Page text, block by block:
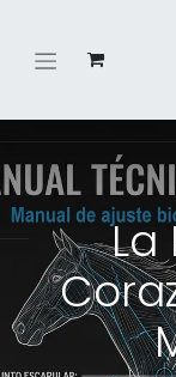
La